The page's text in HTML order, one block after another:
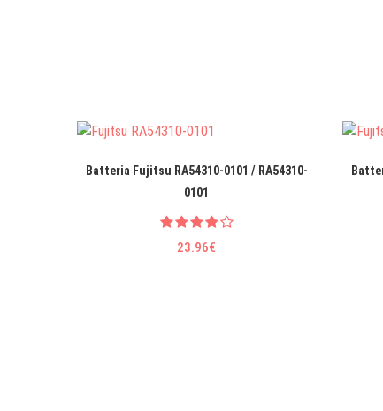
Batteria Fujitsu RA54310-0101 / RA54310-
0101
23.96€